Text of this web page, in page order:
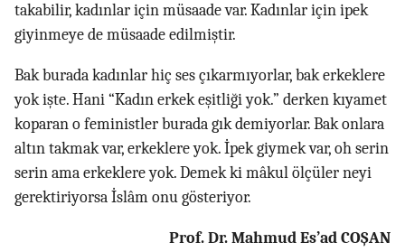
takabilir, kadınlar için müsaade var. Kadınlar için ipek
giyinmeye de müsaade edilmiştir.
Bak burada kadınlar hiç ses çıkarmıyorlar, bak erkeklere
yok işte. Hani “Kadın erkek eşitliği yok.” derken kıyamet
koparan o feministler burada gık demiyorlar. Bak onlara
altın takmak var, erkeklere yok. İpek giymek var, oh serin
serin ama erkeklere yok. Demek ki mâkul ölçüler neyi
gerektiriyorsa İslâm onu gösteriyor.
Prof. Dr. Mahmud Es’ad COŞAN